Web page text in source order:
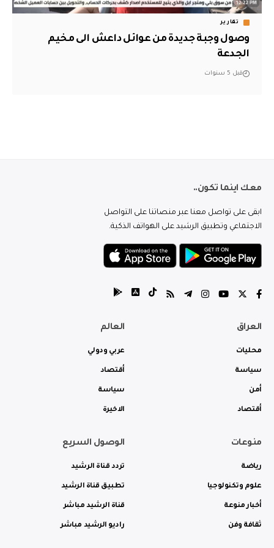
تقارير
وصول وجبة جديدة من عوائل داعش الى مخيم
الجدعة
قبل 5 سنوات
معك اينما تكون..
ابقى على تواصل معنا عبر منصاتنا على التواصل
الاجتماعي وتطبيق الرشيد على الهواتف الذكية.
العراق
محليات
سياسة
أمن
أقتصاد
العالم
عربي ودولي
أقتصاد
سياسة
الاخيرة
منوعات
رياضة
علوم وتكنولوجيا
أخبار منوعة
ثقافة وفن
الوصول السريع
تردد قناة الرشيد
تطبيق قناة الرشيد
قناة الرشيد مباشر
راديو الرشيد مباشر